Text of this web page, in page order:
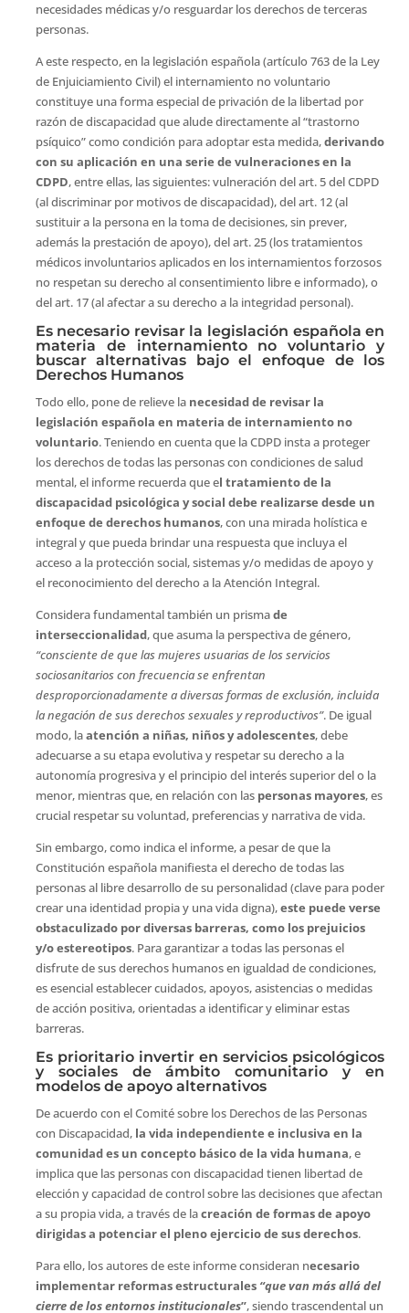
necesidades médicas y/o resguardar los derechos de terceras
personas.
A este respecto, en la legislación española (artículo 763 de la Ley
de Enjuiciamiento Civil) el internamiento no voluntario
constituye una forma especial de privación de la libertad por
razón de discapacidad que alude directamente al “trastorno
psíquico” como condición para adoptar esta medida,derivando
con su aplicación en una serie de vulneraciones en la
CDPD, entre ellas, las siguientes: vulneración del art. 5 del CDPD
(al discriminar por motivos de discapacidad), del art. 12 (al
sustituir a la persona en la toma de decisiones, sin prever,
además la prestación de apoyo), del art. 25 (los tratamientos
médicos involuntarios aplicados en los internamientos forzosos
no respetan su derecho al consentimiento libre e informado), o
del art. 17 (al afectar a su derecho a la integridad personal).
Es necesario revisar la legislación española en
materia de internamiento no voluntario y
buscar alternativas bajo el enfoque de los
Derechos Humanos
Todo ello, pone de relieve la necesidad de revisar la
legislación española en materia de internamiento no
voluntario. Teniendo en cuenta que la CDPD insta a proteger
los derechos de todas las personas con condiciones de salud
mental, el informe recuerda que el tratamiento de la
discapacidad psicológica y social debe realizarse desde un
enfoque de derechos humanos, con una mirada holística e
integral y que pueda brindar una respuesta que incluya el
acceso a la protección social, sistemas y/o medidas de apoyo y
el reconocimiento del derecho a la Atención Integral.
Considera fundamental también un prismade
interseccionalidad, que asuma la perspectiva de género,
“consciente de que las mujeres usuarias de los servicios
sociosanitarios con frecuencia se enfrentan
desproporcionadamente a diversas formas de exclusión, incluida
la negación de sus derechos sexuales y reproductivos”. De igual
modo, laatención a niñas, niños y adolescentes, debe
adecuarse a su etapa evolutiva y respetar su derecho a la
autonomía progresiva y el principio del interés superior del o la
menor, mientras que, en relación con las personas mayores, es
crucial respetar su voluntad, preferencias y narrativa de vida.
Sin embargo, como indica el informe, a pesar de que la
Constitución española manifiesta el derecho de todas las
personas al libre desarrollo de su personalidad (clave para poder
crear una identidad propia y una vida digna),este puede verse
obstaculizado por diversas barreras, como los prejuicios
y/o estereotipos. Para garantizar a todas las personas el
disfrute de sus derechos humanos en igualdad de condiciones,
es esencial establecer cuidados, apoyos, asistencias o medidas
de acción positiva, orientadas a identificar y eliminar estas
barreras.
Es prioritario invertir en servicios psicológicos
y sociales de ámbito comunitario y en
modelos de apoyo alternativos
De acuerdo con el Comité sobre los Derechos de las Personas
con Discapacidad, la vida independiente e inclusiva en la
comunidad es un concepto básico de la vida humana, e
implica que las personas con discapacidad tienen libertad de
elección y capacidad de control sobre las decisiones que afectan
a su propia vida, a través de lacreación de formas de apoyo
dirigidas a potenciar el pleno ejercicio de sus derechos.
Para ello, los autores de este informe consideran necesario
implementar reformas estructurales “que van más allá del
cierre de los entornos institucionales”, siendo trascendental un